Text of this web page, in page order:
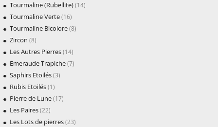
Tourmaline (Rubellite)(14)
Tourmaline Verte(16)
Tourmaline Bicolore(8)
Zircon (8)
Les Autres Pierres(14)
Emeraude Trapiche(7)
Saphirs Etoilés(3)
Rubis Etoilés(1)
Pierre de Lune(17)
Les Paires(22)
Les Lots de pierres(23)